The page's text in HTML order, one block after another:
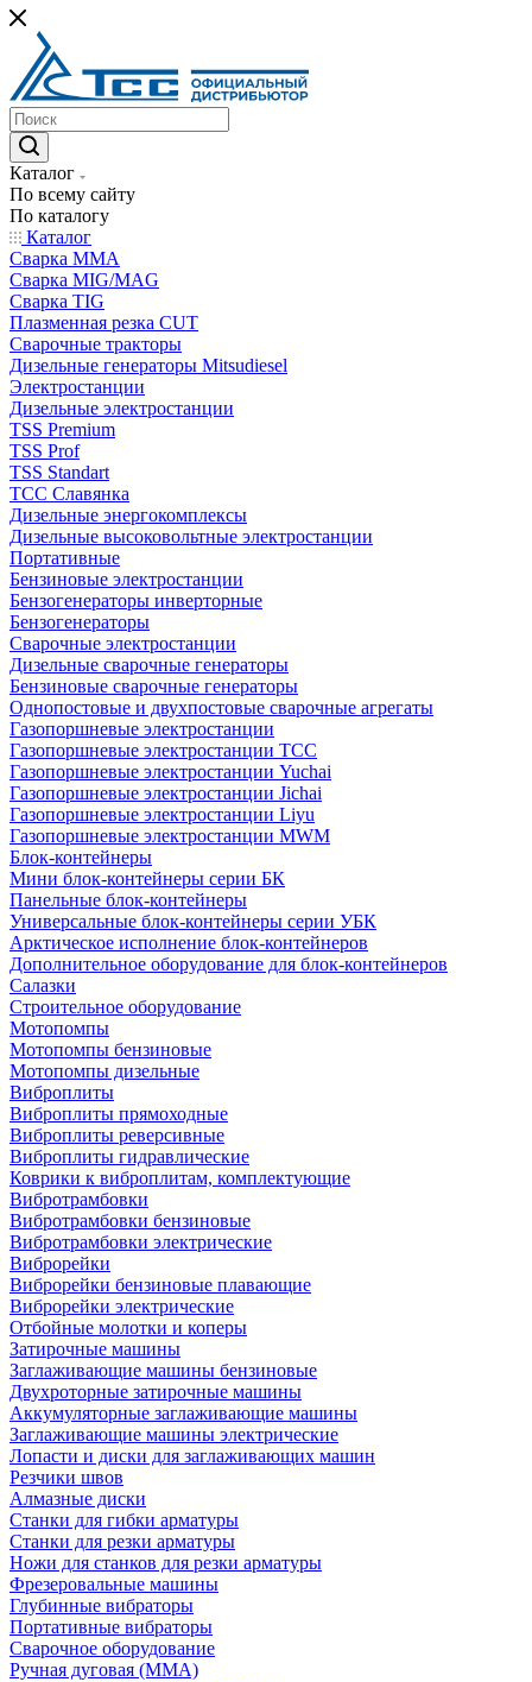
Каталог
По всему сайту
По каталогу
Каталог
Сварка MMA
Сварка MIG/MAG
Сварка TIG
Плазменная резка CUT
Сварочные тракторы
Дизельные генераторы Mitsudiesel
Электростанции
Дизельные электростанции
TSS Premium
TSS Prof
TSS Standart
ТСС Славянка
Дизельные энергокомплексы
Дизельные высоковольтные электростанции
Портативные
Бензиновые электростанции
Бензогенераторы инверторные
Бензогенераторы
Сварочные электростанции
Дизельные сварочные генераторы
Бензиновые сварочные генераторы
Однопостовые и двухпостовые сварочные агрегаты
Газопоршневые электростанции
Газопоршневые электростанции ТСС
Газопоршневые электростанции Yuchai
Газопоршневые электростанции Jichai
Газопоршневые электростанции Liyu
Газопоршневые электростанции MWM
Блок-контейнеры
Мини блок-контейнеры серии БК
Панельные блок-контейнеры
Универсальные блок-контейнеры серии УБК
Арктическое исполнение блок-контейнеров
Дополнительное оборудование для блок-контейнеров
Салазки
Строительное оборудование
Мотопомпы
Мотопомпы бензиновые
Мотопомпы дизельные
Виброплиты
Виброплиты прямоходные
Виброплиты реверсивные
Виброплиты гидравлические
Коврики к виброплитам, комплектующие
Вибротрамбовки
Вибротрамбовки бензиновые
Вибротрамбовки электрические
Виброрейки
Виброрейки бензиновые плавающие
Виброрейки электрические
Отбойные молотки и коперы
Затирочные машины
Заглаживающие машины бензиновые
Двухроторные затирочные машины
Аккумуляторные заглаживающие машины
Заглаживающие машины электрические
Лопасти и диски для заглаживающих машин
Резчики швов
Алмазные диски
Станки для гибки арматуры
Станки для резки арматуры
Ножи для станков для резки арматуры
Фрезеровальные машины
Глубинные вибраторы
Портативные вибраторы
Сварочное оборудование
Ручная дуговая (MMA)